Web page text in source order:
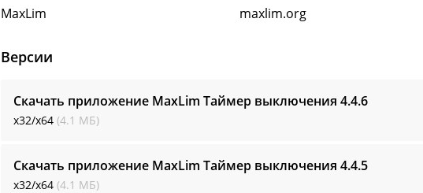
MaxLim maxlim.org
Версии
Скачать приложение MaxLim Таймер выключения 4.4.6
x32/x64 (4.1 МБ)
Скачать приложение MaxLim Таймер выключения 4.4.5
x32/x64 (4.1 МБ)